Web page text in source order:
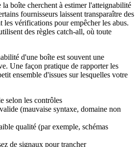
boîte cherchent à estimer l'atteignabilité
fournisseurs laissent transparaître des
les vérifications pour empêcher les abus.
des règles catch-all, où toute
d'une boîte est souvent une
Une façon pratique de rapporter les
ensemble d'issues sur lesquelles votre
selon les contrôles
(mauvaise syntaxe, domaine non
qualité (par exemple, schémas
de signaux pour trancher